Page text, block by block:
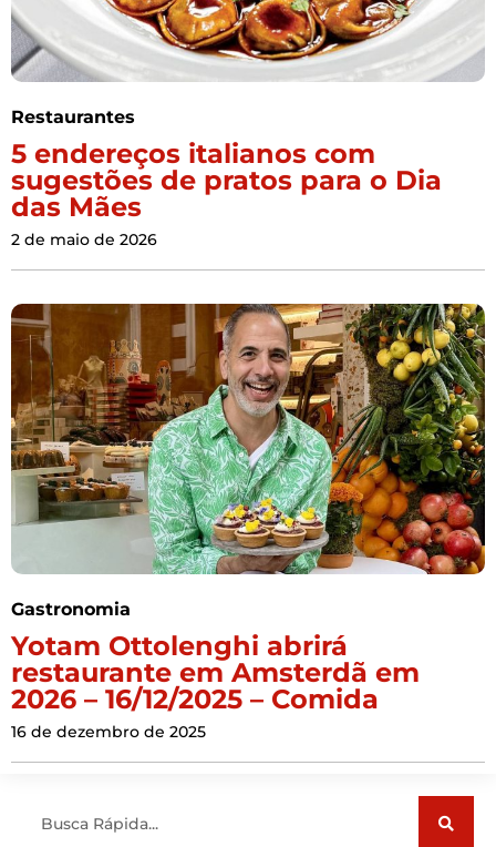
Restaurantes
5 endereços italianos com
sugestões de pratos para o Dia
das Mães
2 de maio de 2026
Gastronomia
Yotam Ottolenghi abrirá
restaurante em Amsterdã em
2026 – 16/12/2025 – Comida
16 de dezembro de 2025